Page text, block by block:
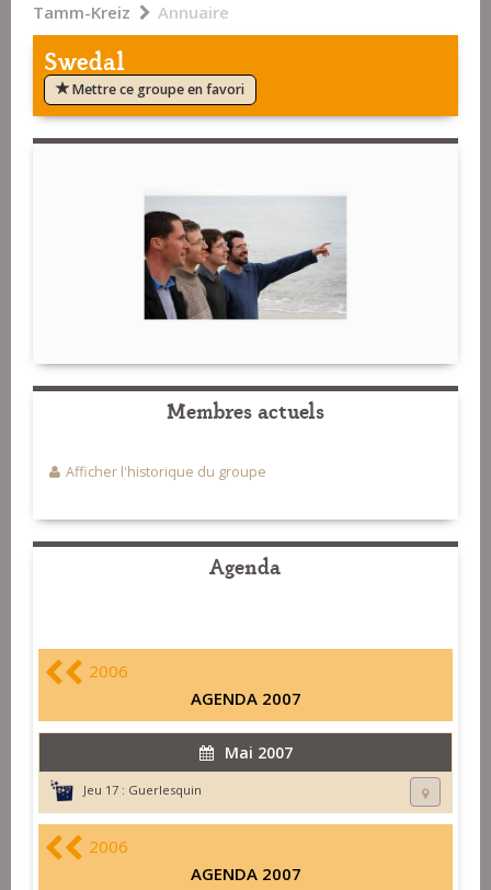
Tamm-Kreiz Annuaire
Swedal
Mettre ce groupe en favori
Membres actuels
Afficher l'historique du groupe
Agenda
2006
AGENDA 2007
Mai 2007
Jeu 17 : Guerlesquin
2006
AGENDA 2007